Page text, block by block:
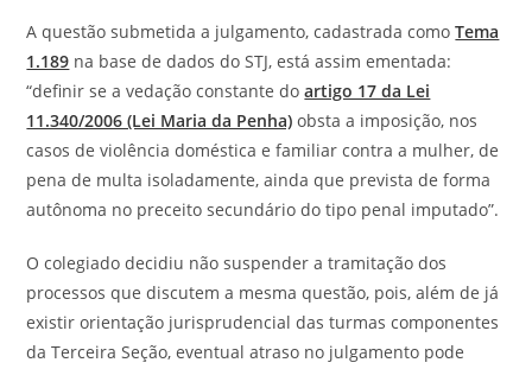
A questão submetida a julgamento, cadastrada comoTema
1.189 na base de dados do STJ, está assim ementada:
“definir se a vedação constante doartigo 17 da Lei
11.340/2006 (Lei Maria da Penha) obsta a imposição, nos
casos de violência doméstica e familiar contra a mulher, de
pena de multa isoladamente, ainda que prevista de forma
autônoma no preceito secundário do tipo penal imputado”.
O colegiado decidiu não suspender a tramitação dos
processos que discutem a mesma questão, pois, além de já
existir orientação jurisprudencial das turmas componentes
da Terceira Seção, eventual atraso no julgamento pode